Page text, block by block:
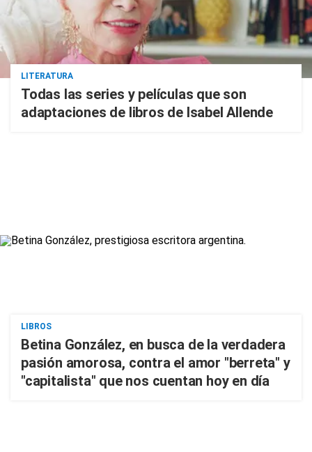
LITERATURA
Todas las series y películas que son
adaptaciones de libros de Isabel Allende
LIBROS
Betina González, en busca de la verdadera
pasión amorosa, contra el amor "berreta" y
"capitalista" que nos cuentan hoy en día